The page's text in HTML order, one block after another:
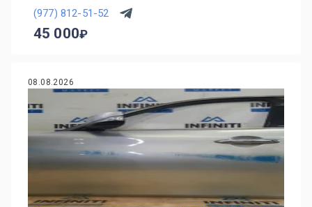
(977) 812-51-52
45 000
08.08.2026